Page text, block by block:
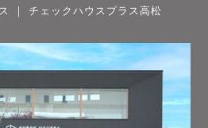
｜ チェックハウスプラス高松